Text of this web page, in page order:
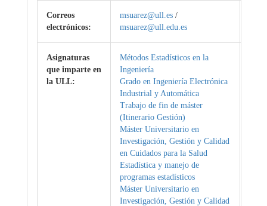
Correos
electrónicos:
msuarez@ull.es /
msuarez@ull.edu.es
Asignaturas
que imparte en
la ULL:
Métodos Estadísticos en la
Ingeniería
Grado en Ingeniería Electrónica
Industrial y Automática
Trabajo de fin de máster
(Itinerario Gestión)
Máster Universitario en
Investigación, Gestión y Calidad
en Cuidados para la Salud
Estadística y manejo de
programas estadísticos
Máster Universitario en
Investigación, Gestión y Calidad